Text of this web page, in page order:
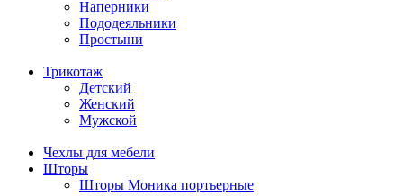
Наперники
Пододеяльники
Простыни
Трикотаж
Детский
Женский
Мужской
Чехлы для мебели
Шторы
Шторы Моника портьерные